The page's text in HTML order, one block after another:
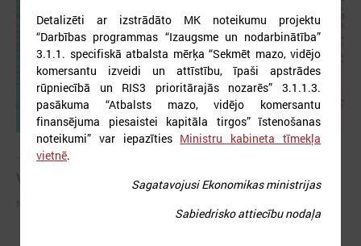
2022. gada 16. augusts
Valsts atbalsts 2022/2023 apkures sezonā
Detalizēti ar izstrādāto MK noteikumu projektu
“Darbības programmas “Izaugsme un nodarbinātība”
3.1.1. specifiskā atbalsta mērķa “Sekmēt mazo, vidējo
komersantu izveidi un attīstību, īpaši apstrādes
rūpniecībā un RIS3 prioritārajās nozarēs” 3.1.1.3.
pasākuma “Atbalsts mazo, vidējo komersantu
finansējuma piesaistei kapitāla tirgos” īstenošanas
noteikumi” var iepazīties Ministru kabineta tīmekļa
vietnē.
Sagatavojusi Ekonomikas ministrijas
Sabiedrisko attiecību nodaļa